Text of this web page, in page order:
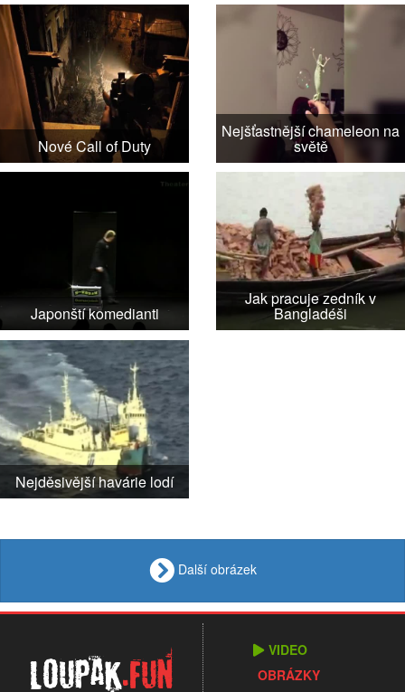
Nové Call of Duty
Nejšťastnější chameleon na
světě
Japonští komedianti
Jak pracuje zedník v
Bangladéši
Nejděsivější havárie lodí
Další obrázek
Loupak.fun
VIDEO
OBRÁZKY